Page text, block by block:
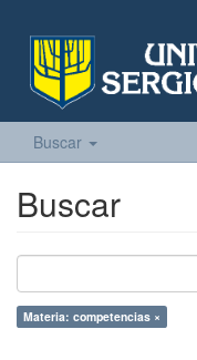
Buscar
Buscar
Materia: competencias ×